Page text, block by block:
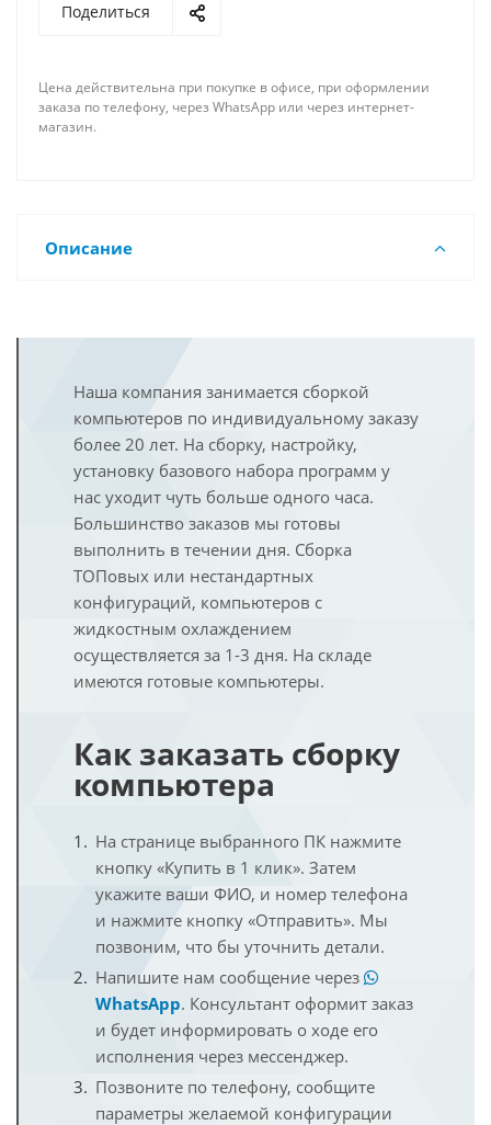
Поделиться
Цена действительна при покупке в офисе, при оформлении
заказа по телефону, через WhatsApp или через интернет-
магазин.
Описание
Наша компания занимается сборкой
компьютеров по индивидуальному заказу
более 20 лет. На сборку, настройку,
установку базового набора программ у
нас уходит чуть больше одного часа.
Большинство заказов мы готовы
выполнить в течении дня. Сборка
ТОПовых или нестандартных
конфигураций, компьютеров с
жидкостным охлаждением
осуществляется за 1-3 дня. На складе
имеются готовые компьютеры.
Как заказать сборку
компьютера
На странице выбранного ПК нажмите
кнопку «Купить в 1 клик». Затем
укажите ваши ФИО, и номер телефона
и нажмите кнопку «Отправить». Мы
позвоним, что бы уточнить детали.
Напишите нам сообщение через
WhatsApp. Консультант оформит заказ
и будет информировать о ходе его
исполнения через мессенджер.
Позвоните по телефону, сообщите
параметры желаемой конфигурации